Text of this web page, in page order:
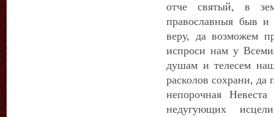
отче святый, в
православныя быв
веру, да возможем
испроси нам у
душам и телесем
расколов сохрани, да
непорочная
недугующих